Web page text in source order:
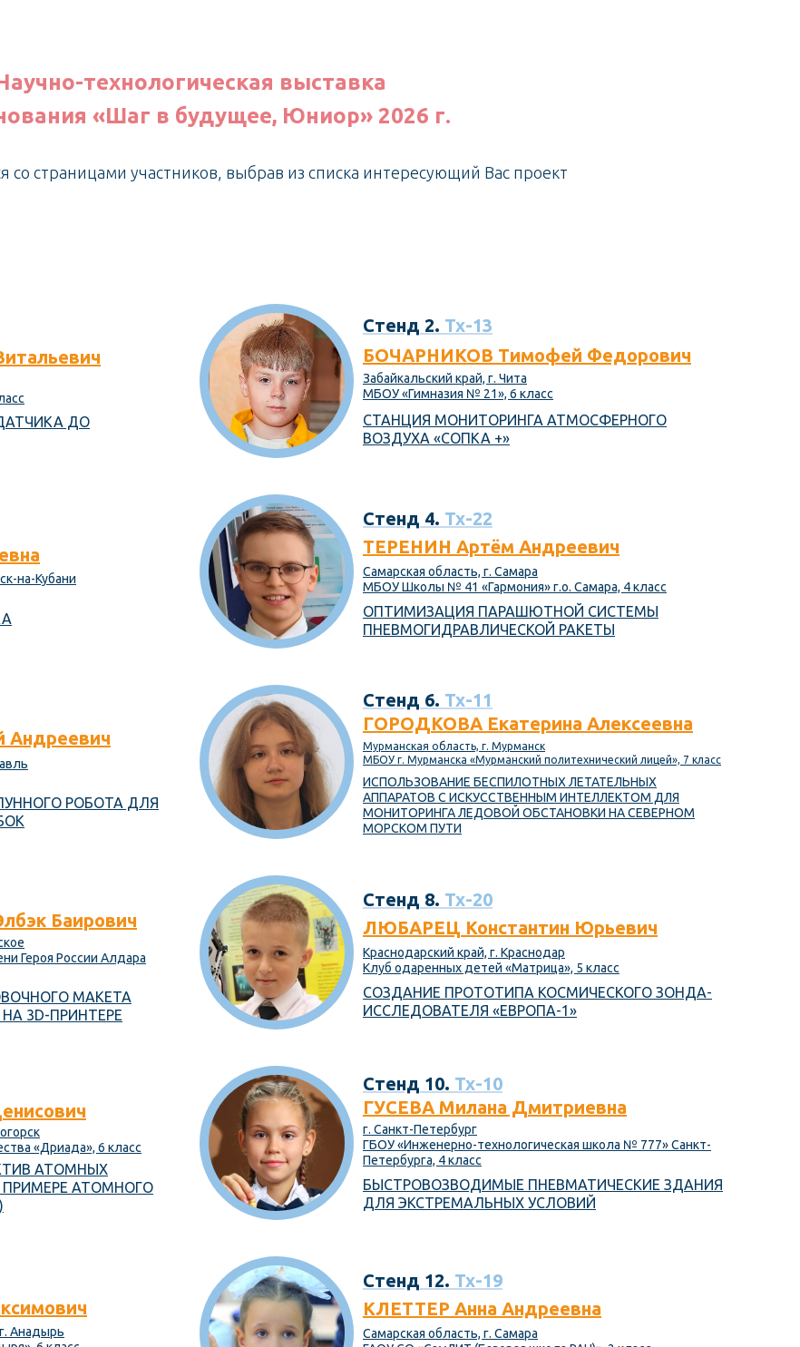
технологическая выставка
«Шаг в будущее, Юниор» 2026 г.
со страницами участников, выбрав из списка интересующий Вас проект
ДО
Забайкальский край, г. Чита
МБОУ «Гимназия № 21», 6 класс
СТАНЦИЯ МОНИТОРИНГА АТМОСФЕРНОГО
ВОЗДУХА «СОПКА +»
БОЧАРНИКОВ Тимофей Федорович
Стенд 2. Тх-13
на-Кубани
Самарская область, г. Самара
МБОУ Школы № 41 «Гармония» г.о. Самара, 4 класс
ОПТИМИЗАЦИЯ ПАРАШЮТНОЙ СИСТЕМЫ
ПНЕВМОГИДРАВЛИЧЕСКОЙ РАКЕТЫ
ТЕРЕНИН Артём Андреевич
Стенд 4. Тх-22
РОБОТА ДЛЯ
Мурманская область, г. Мурманск
МБОУ г. Мурманска «Мурманский политехнический лицей», 7 класс
ИСПОЛЬЗОВАНИЕ БЕСПИЛОТНЫХ ЛЕТАТЕЛЬНЫХ
АППАРАТОВ С ИСКУССТВЕННЫМ ИНТЕЛЛЕКТОМ ДЛЯ
МОНИТОРИНГА ЛЕДОВОЙ ОБСТАНОВКИ НА СЕВЕРНОМ
МОРСКОМ ПУТИ
ГОРОДКОВА Екатерина Алексеевна
Стенд 6. Тх-11
Героя России Алдара
МАКЕТА
3D-ПРИНТЕРЕ
Баирович
Краснодарский край, г. Краснодар
Клуб одаренных детей «Матрица», 5 класс
СОЗДАНИЕ ПРОТОТИПА КОСМИЧЕСКОГО ЗОНДА-
ИССЛЕДОВАТЕЛЯ «ЕВРОПА-1»
ЛЮБАРЕЦ Константин Юрьевич
Стенд 8. Тх-20
«Дриада», 6 класс
АТОМНЫХ
АТОМНОГО
г. Санкт-Петербург
ГБОУ «Инженерно-технологическая школа № 777» Санкт-
Петербурга, 4 класс
БЫСТРОВОЗВОДИМЫЕ ПНЕВМАТИЧЕСКИЕ ЗДАНИЯ
ДЛЯ ЭКСТРЕМАЛЬНЫХ УСЛОВИЙ
ГУСЕВА Милана Дмитриевна
Стенд 10. Тх-10
Анадырь
Самарская область, г. Самара
КЛЕТТЕР Анна Андреевна
Стенд 12. Тх-19